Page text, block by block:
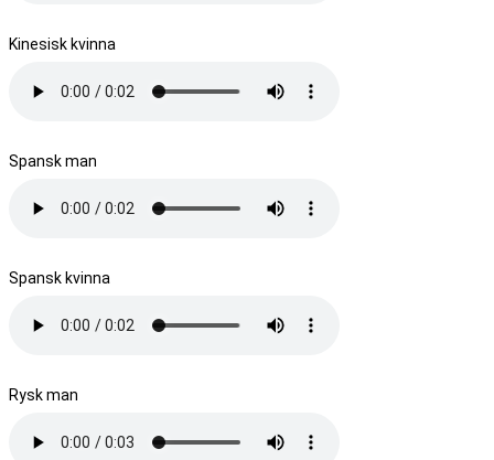
Kinesisk kvinna
Spansk man
Spansk kvinna
Rysk man